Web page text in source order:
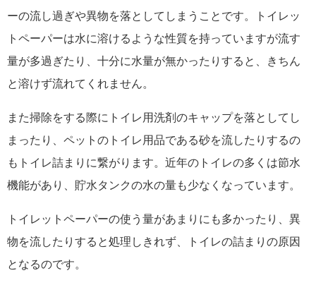
ーの流し過ぎや異物を落としてしまうことです。トイレッ
トペーパーは水に溶けるような性質を持っていますが流す
量が多過ぎたり、十分に水量が無かったりすると、きちん
と溶けず流れてくれません。
また掃除をする際にトイレ用洗剤のキャップを落としてし
まったり、ペットのトイレ用品である砂を流したりするの
もトイレ詰まりに繋がります。近年のトイレの多くは節水
機能があり、貯水タンクの水の量も少なくなっています。
トイレットペーパーの使う量があまりにも多かったり、異
物を流したりすると処理しきれず、トイレの詰まりの原因
となるのです。